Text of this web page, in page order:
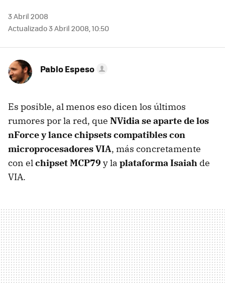
3 Abril 2008
Actualizado 3 Abril 2008, 10:50
Pablo Espeso
Es posible, al menos eso dicen los últimos
rumores por la red, que NVidia se aparte de los
nForce y lance chipsets compatibles con
microprocesadores VIA, más concretamente
con elchipset MCP79 y la plataforma Isaiah de
VIA.